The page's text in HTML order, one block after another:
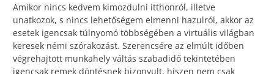
Amikor nincs kedvem kimozdulni itthonról, illetve
unatkozok, s nincs lehetőségem elmenni hazulról, akkor az
esetek igencsak túlnyomó többségében a virtuális világban
keresek némi szórakozást. Szerencsére az elmúlt időben
végrehajtott munkahely váltás szabadidő tekintetében
igencsak remek döntésnek bizonyult, hiszen nem csak